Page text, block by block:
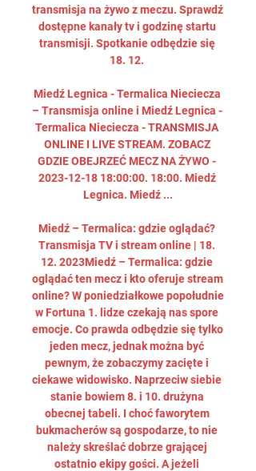
transmisja na żywo z meczu. Sprawdź
dostępne kanały tv i godzinę startu
transmisji. Spotkanie odbędzie się
18. 12.
Miedź Legnica - Termalica Nieciecza
– Transmisja online i Miedź Legnica -
Termalica Nieciecza - TRANSMISJA
ONLINE I LIVE STREAM. ZOBACZ
GDZIE OBEJRZEĆ MECZ NA ŻYWO -
2023-12-18 18:00:00. 18:00. Miedź
Legnica. Miedź ...
Miedź – Termalica: gdzie oglądać?
Transmisja TV i stream online | 18.
12. 2023Miedź – Termalica: gdzie
oglądać ten mecz i kto oferuje stream
online? W poniedziałkowe popołudnie
w Fortuna 1. lidze czekają nas spore
emocje. Co prawda odbędzie się tylko
jeden mecz, jednak można być
pewnym, że zobaczymy zacięte i
ciekawe widowisko. Naprzeciw siebie
stanie bowiem 8. i 10. drużyna
obecnej tabeli. I choć faworytem
bukmacherów są gospodarze, to nie
należy skreślać dobrze grającej
ostatnio ekipy gości. A jeżeli